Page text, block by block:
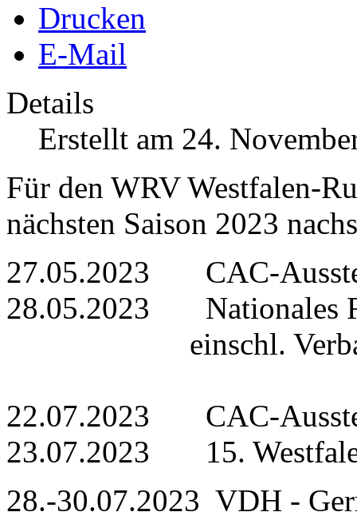
Drucken
E-Mail
Details
Erstellt am 24.
Für den WRV Westfalen-
nächsten Saison 2023
27.05.2023 CAC-
28.05.2023 Nationales
einschl.
22.07.2023 CAC-
23.07.2023 15.
28.-30.07.2023 VDH -